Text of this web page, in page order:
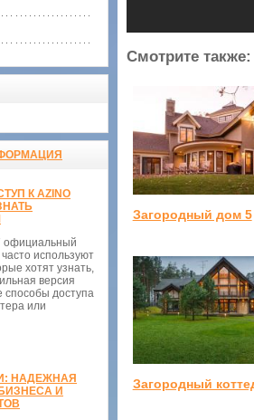
К AZINO
официальный
используют
хотят узнать,
версия
способы доступа
или
НАДЕЖНАЯ
И
Смотрите также:
Загородный дом 5
Загородный